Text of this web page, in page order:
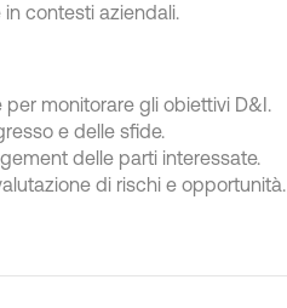
contesti aziendali.
monitorare gli obiettivi D&I.
e delle sfide.
delle parti interessate.
di rischi e opportunità.